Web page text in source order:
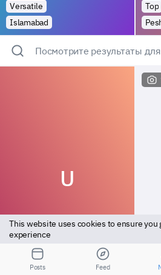
Versatile
Islamabad
Top
Посмотрите результаты
U
This website uses cookies to ensure you
experience
Posts Feed